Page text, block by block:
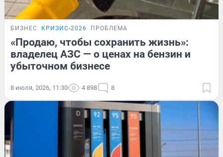
БИЗНЕС КРИЗИС-2026 ПРОБЛЕМА
«Продаю, чтобы сохранить жизнь»:
владелец АЗС — о ценах на бензин и
убыточном бизнесе
8 июля, 2026, 11:30 4 898 8